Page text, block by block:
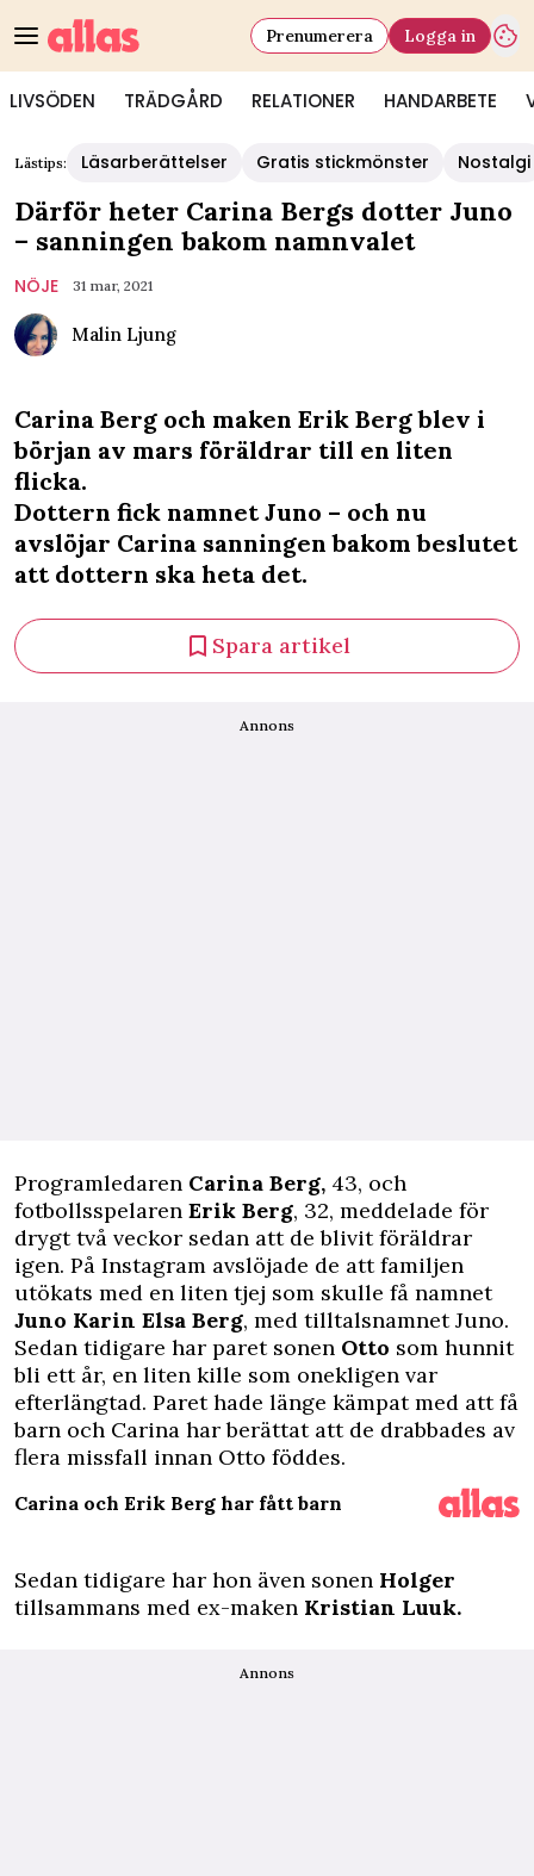
LIVSÖDEN TRÄDGÅRD RELATIONER HANDARBETE
Prenumerera Logga in
Lästips: Läsarberättelser Gratis stickmönster Nostalgi
Därför heter Carina Bergs dotter Juno
– sanningen bakom namnvalet
NÖJE 31 mar, 2021
Malin Ljung
Carina Berg och maken Erik Berg blev i
början av mars föräldrar till en liten
flicka.
Dottern fick namnet Juno – och nu
avslöjar Carina sanningen bakom beslutet
att dottern ska heta det.
Spara artikel
Annons
Programledaren Carina Berg, 43, och
fotbollsspelaren Erik Berg, 32, meddelade för
drygt två veckor sedan att deblivit föräldrar
igen. På Instagram avslöjade de att familjen
utökats med en liten tjej som skulle få namnet
Juno Karin Elsa Berg, med tilltalsnamnet Juno.
Sedan tidigare har paret sonen Otto som hunnit
bli ett år, en liten kille som onekligen var
efterlängtad. Paret hade länge kämpat med att få
barn och Carina har berättat att de drabbades av
flera missfall innan Otto föddes.
Carina och Erik Berg har fått barn
Sedan tidigare har hon även sonen Holger
tillsammans med ex-maken Kristian Luuk.
Annons